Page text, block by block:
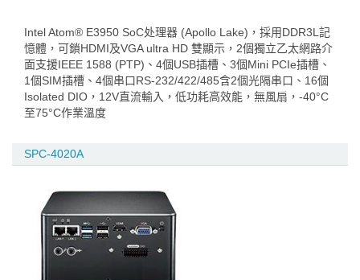
Intel Atom® E3950 SoC处理器 (Apollo Lake)，採用DDR3L記
憶體，可鎖HDMI及VGA ultra HD 雙顯示，2個獨立乙太網路介
面支援IEEE 1588 (PTP)、4個USB插槽、3個Mini PCIe插槽、
1個SIM插槽、4個串口RS-232/422/485含2個光隔串口、16個
Isolated DIO，12V直流輸入，低功耗高效能，無風扇，-40°C
至75°C作業溫度
SPC-4020A